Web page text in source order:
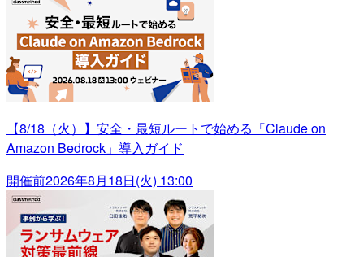
【8/18（火）】安全・最短ルートで始める「Claude on
Amazon Bedrock」導入ガイド
開催前2026年8月18日(火) 13:00